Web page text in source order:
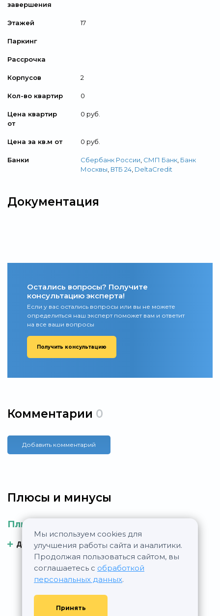
Мы используем cookies для
улучшения работы сайта и аналитики.
Продолжая пользоваться сайтом, вы
соглашаетесь с обработкой
персональных данных.
Принять
завершения
Этажей 17
Паркинг
Рассрочка
Корпусов 2
Кол-во квартир 0
Цена квартир
от
0 руб.
Цена за кв.м от 0 руб.
Банки Сбербанк России СМП Банк Банк
Москвы ВТБ 24 DeltaCredit
Документация
Остались вопросы? Получите
консультацию эксперта!
Если у вас остались вопросы или вы не можете
определиться наш эксперт поможет вам и ответит
на все ваши вопросы
Получить консультацию
Комментарии 0
Добавить комментарий
Плюсы и минусы
Плюсы
Добавить плюс Добавить минус